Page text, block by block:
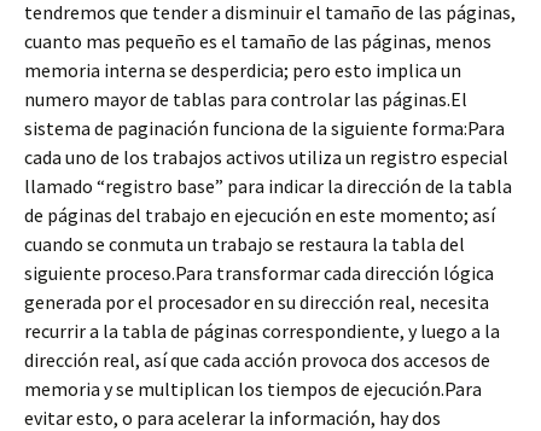
tendremos que tender a disminuir el tamaño de las páginas,
cuanto mas pequeño es el tamaño de las páginas, menos
memoria interna se desperdicia; pero esto implica un
numero mayor de tablas para controlar las páginas.El
sistema de paginación funciona de la siguiente forma:Para
cada uno de los trabajos activos utiliza un registro especial
llamado “registro base” para indicar la dirección de la tabla
de páginas del trabajo en ejecución en este momento; así
cuando se conmuta un trabajo se restaura la tabla del
siguiente proceso.Para transformar cada dirección lógica
generada por el procesador en su dirección real, necesita
recurrir a la tabla de páginas correspondiente, y luego a la
dirección real, así que cada acción provoca dos accesos de
memoria y se multiplican los tiempos de ejecución.Para
evitar esto, o para acelerar la información, hay dos